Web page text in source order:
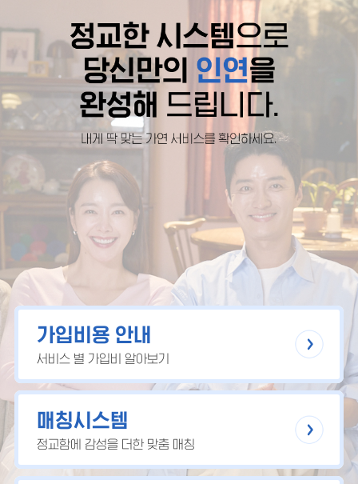
가입비용 안내
서비스 별 가입비 알아보기
매칭시스템
정교함에 감성을 더한 맞춤 매칭